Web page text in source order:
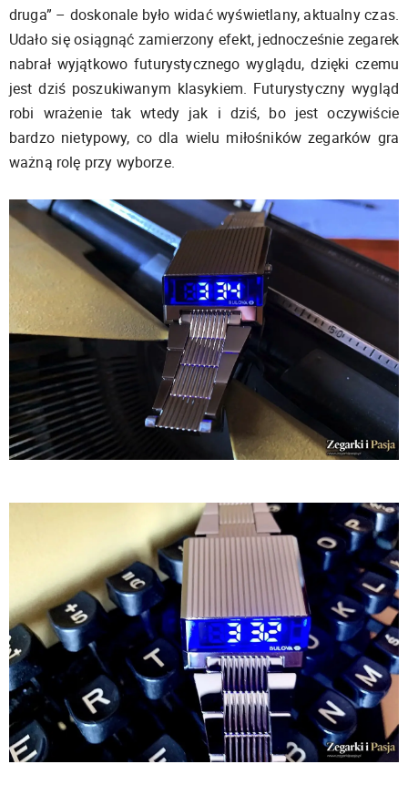
druga” – doskonale było widać wyświetlany, aktualny czas.
Udało się osiągnąć zamierzony efekt, jednocześnie zegarek
nabrał wyjątkowo futurystycznego wyglądu, dzięki czemu
jest dziś poszukiwanym klasykiem. Futurystyczny wygląd
robi wrażenie tak wtedy jak i dziś, bo jest oczywiście
bardzo nietypowy, co dla wielu miłośników zegarków gra
ważną rolę przy wyborze.